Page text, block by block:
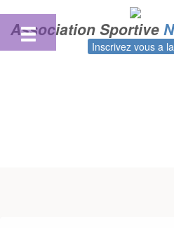
content
Association Sportive
Inscrivez vous a